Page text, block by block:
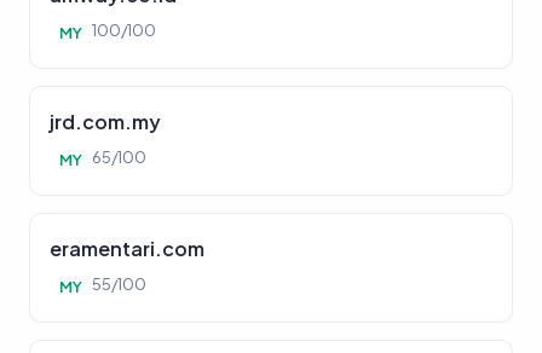
MY 100/100
jrd.com.my
MY 65/100
eramentari.com
MY 55/100